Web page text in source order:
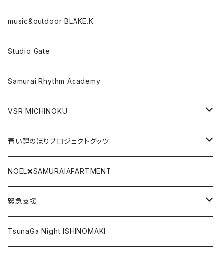
Tシャツ
スマフォケース
Gate関連グッツ
前掛け
タオル
リストバンド
SAMURAI BLACK LABEL
ポストカード
パーカー
Tシャツ
アクリルキーホルダー
music&outdoor BLAKE.K
Studio Gate
Samurai Rhythm Academy
VSR MICHINOKU
DVD
CD
DLカード
青い鯉のぼりプロジェクトグッツ
青い鯉のぼり手拭い
青い鯉のぼりTシャツ
NOEL❌SAMURAIAPARTMENT
緊急支援
復興北陸
TsunaGa Night ISHINOMAKI